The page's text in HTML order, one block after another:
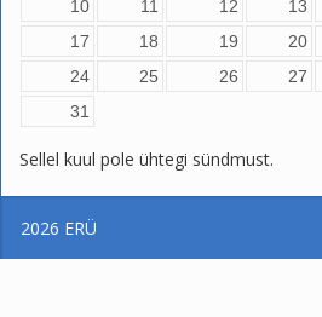
10
11 12 13
17
18 19 20
24
25 26 27
31
Sellel kuul pole ühtegi sündmust.
2026 ERÜ